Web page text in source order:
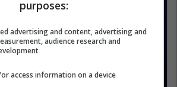
purposes:
advertising and content, advertising and
audience research and
access information on a device